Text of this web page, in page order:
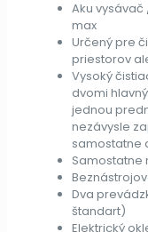
Aku vysávač
max
Určený pre
priestorov
Vysoký
dvomi
jednou
nezávysle
samostatne
Samostatne
Dva
štandart)
Elektrický